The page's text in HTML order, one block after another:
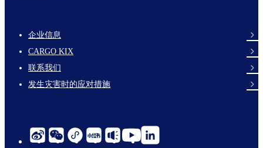
footer-
links-
en-
企业信息
CARGO KIX
联系我们
发生灾害时的应对措施
social-